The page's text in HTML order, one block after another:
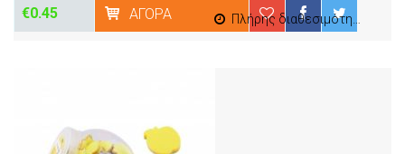
€0.45 ΑΓΟΡΆ Πλήρης διαθεσιμότητα